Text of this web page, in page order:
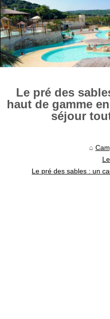
Le pré des
haut de gamme
séjour
Le pré des sables : un